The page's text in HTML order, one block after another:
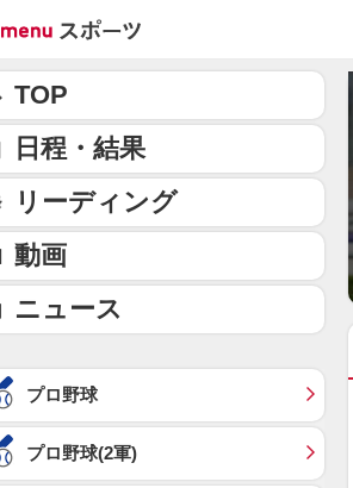
TOP
日程・結果
リーディング
動画
ニュース
プロ野球
プロ野球(2軍)